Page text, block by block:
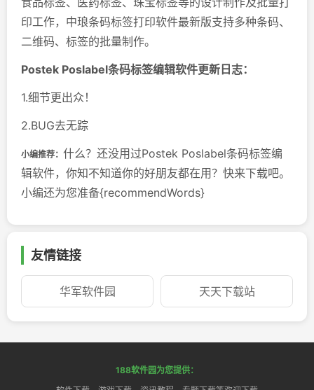
印工作，中琅条码标签打印软件最新版支持多种条码、
二维码、标签的批量制作。
Postek Poslabel条码标签编辑软件更新日志：
1.细节更出众！
2.BUG去无踪
小编推荐： 什么？还没用过Postek Poslabel条码标签编
辑软件，你知不知道你的好朋友都在用？快来下载吧。
小编还为您准备{recommendWords}
友情链接
华军软件园 天天下载站
188软件园为您提供：